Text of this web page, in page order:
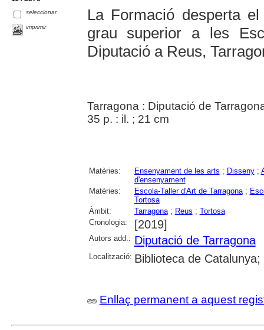
seleccionar
imprimir
La Formació desperta
grau superior a les
Diputació a Reus,
Tarragona : Diputació de
35 p. : il. ; 21 cm
Matèries: Ensenyament de les arts ; Disseny;
d'ensenyament
Matèries:
Escola-Taller d'Art de Tarragona;
Tortosa
Àmbit:
Tarragona; Reus ; Tortosa
Cronologia:
[2019]
Autors add.: Diputació de Tarragona
Localització: Biblioteca de
Enllaç permanent a aquest